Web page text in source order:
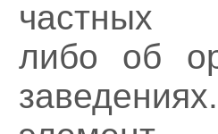
частных
либо об